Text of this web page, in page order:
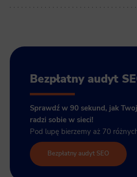
Bezpłatny audyt
Sprawdź w 90 sekund, jak
radzi sobie w sieci!
Pod lupę bierzemy aż 70
Bezpłatny audyt SEO